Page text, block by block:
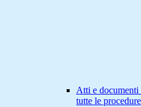
Atti e documenti
tutte le procedure